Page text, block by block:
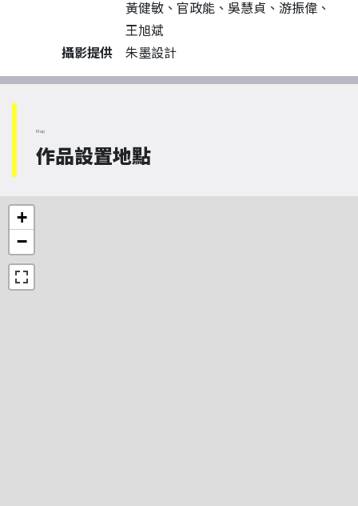
黃健敏、官政能、吳慧貞、游振偉、
王旭斌
攝影提供
朱墨設計
Map
作品設置地點
+
−